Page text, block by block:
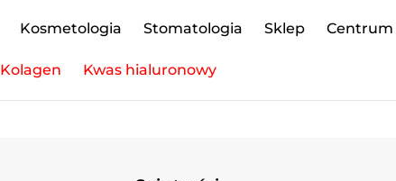
Kosmetologia Stomatologia Sklep Centrum
Kolagen Kwas hialuronowy